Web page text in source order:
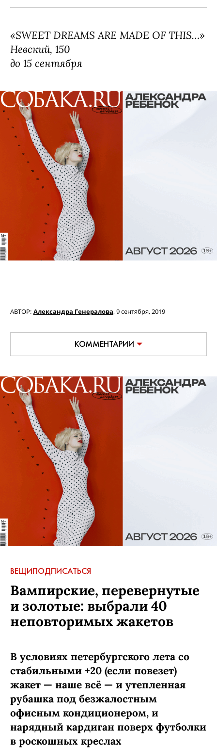
«SWEET DREAMS ARE MADE OF THIS…»
Невский, 150
до 15 сентября
АВТОР: Александра Генералова,9 сентября, 2019
КОММЕНТАРИИ
ВЕЩИПОДПИСАТЬСЯ
Вампирские, перевернутые
и золотые: выбрали 40
неповторимых жакетов
В условиях петербургского лета со
стабильными +20 (если повезет)
жакет — наше всё — и утепленная
рубашка под безжалостным
офисным кондиционером, и
нарядный кардиган поверх футболки
в роскошных креслах